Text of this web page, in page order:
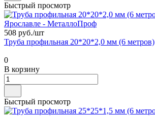
Быстрый просмотр
508 руб./шт
Труба профильная 20*20*2,0 мм (6 метров)
0
В корзину
Быстрый просмотр